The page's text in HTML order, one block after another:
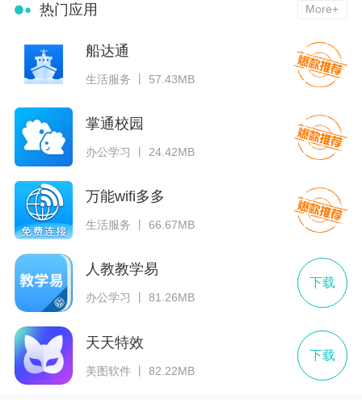
热门应用 More+
船达通
生活服务 丨 57.43MB
掌通校园
办公学习 丨 24.42MB
万能wifi多多
生活服务 丨 66.67MB
人教教学易
办公学习 丨 81.26MB
下载
天天特效
美图软件 丨 82.22MB
下载